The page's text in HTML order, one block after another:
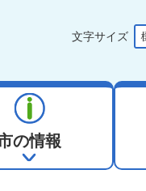
文字サイズ
の情報